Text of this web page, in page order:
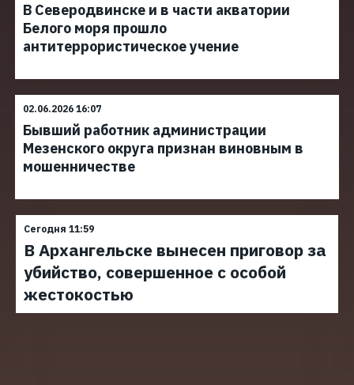
В Северодвинске и в части акватории
Белого моря прошло
антитеррористическое учение
02.06.2026 16:07
Бывший работник администрации
Мезенского округа признан виновным в
мошенничестве
Сегодня 11:59
В Архангельске вынесен приговор за
убийство, совершенное с особой
жестокостью